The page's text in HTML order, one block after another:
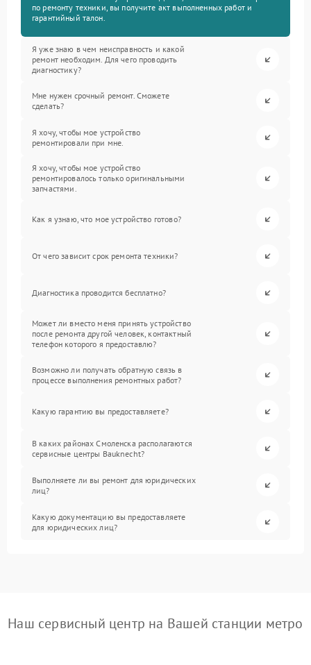
по ремонту техники, вы получите акт выполненных работ и
гарантийный талон.
Я уже знаю в чем неисправность и какой
ремонт необходим. Для чего проводить
диагностику?
Мне нужен срочный ремонт. Сможете
сделать?
Я хочу, чтобы мое устройство
ремонтировали при мне.
Я хочу, чтобы мое устройство
ремонтировалось только оригинальными
запчастями.
Как я узнаю, что мое устройство готово?
От чего зависит срок ремонта техники?
Диагностика проводится бесплатно?
Может ли вместо меня принять устройство
после ремонта другой человек, контактный
телефон которого я предоставлю?
Возможно ли получать обратную связь в
процессе выполнения ремонтных работ?
Какую гарантию вы предоставляете?
В каких районах Смоленска располагаются
сервисные центры Bauknecht?
Выполняете ли вы ремонт для юридических
лиц?
Какую документацию вы предоставляете
для юридических лиц?
Наш сервисный центр на Вашей станции метро